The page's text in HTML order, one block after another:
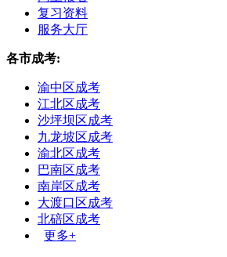
复习资料
服务大厅
各市成考:
渝中区成考
江北区成考
沙坪坝区成考
九龙坡区成考
渝北区成考
巴南区成考
南岸区成考
大渡口区成考
北碚区成考
更多+